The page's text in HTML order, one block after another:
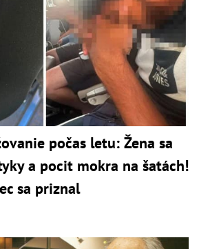
počas letu: Žena sa
a pocit mokra na šatách!
sa priznal